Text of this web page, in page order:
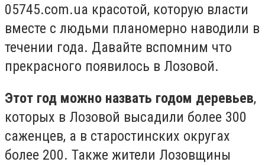
05745.com.ua красотой, которую власти
вместе с людьми планомерно наводили в
течении года. Давайте вспомним что
прекрасного появилось в Лозовой.
Этот год можно назвать годом деревьев,
которых в Лозовой высадили более 300
саженцев, а в старостинских округах
более 200. Также жители Лозовщины